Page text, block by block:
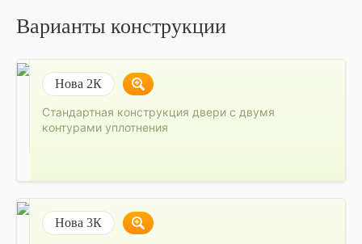
Варианты конструкции
Нова 2К
Стандартная конструкция двери с двумя
контурами уплотнения
Нова 3К